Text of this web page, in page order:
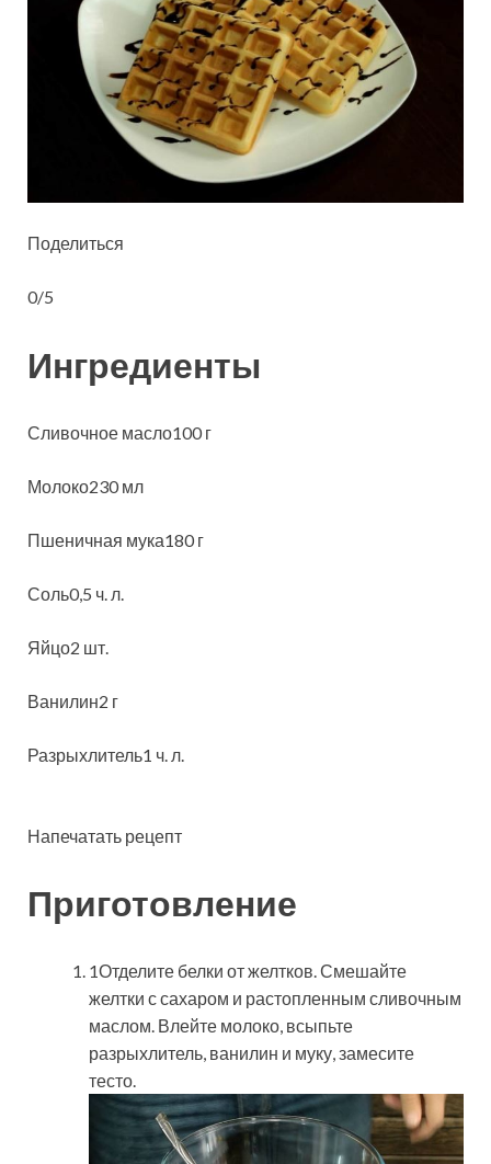
Поделиться
0/5
Ингредиенты
Сливочное масло100 г
Молоко230 мл
Пшеничная мука180 г
Соль0,5 ч. л.
Яйцо2 шт.
Ванилин2 г
Разрыхлитель1 ч. л.
Напечатать рецепт
Приготовление
1Отделите белки от желтков. Смешайте
желтки с сахаром и растопленным сливочным
маслом. Влейте молоко, всыпьте
разрыхлитель, ванилин и муку, замесите
тесто.